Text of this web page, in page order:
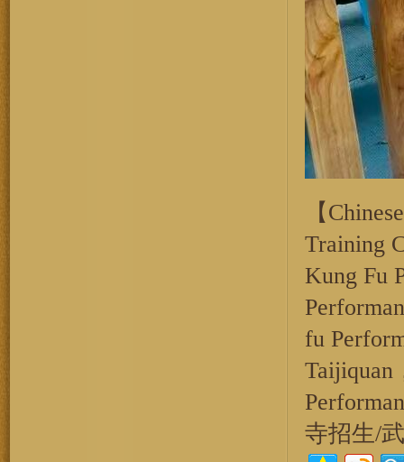
【
Training
Kung Fu
fu
Taijiquan
寺招生/